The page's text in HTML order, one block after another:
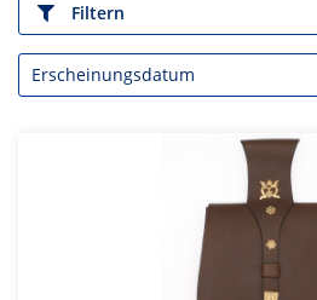
Filtern